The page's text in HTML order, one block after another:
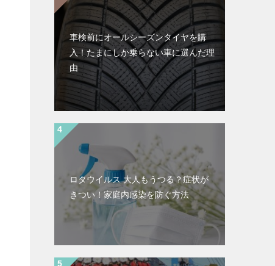
車検前にオールシーズンタイヤを購
入！たまにしか乗らない車に選んだ理
由
ロタウイルス 大人もうつる？症状が
きつい！家庭内感染を防ぐ方法